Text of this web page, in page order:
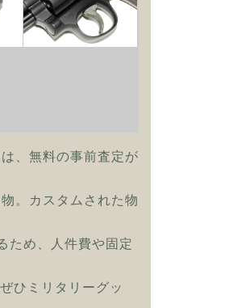
、無料の事前査定が
。カスタムされた物
ため、人件費や固定
ひミリタリーグッ